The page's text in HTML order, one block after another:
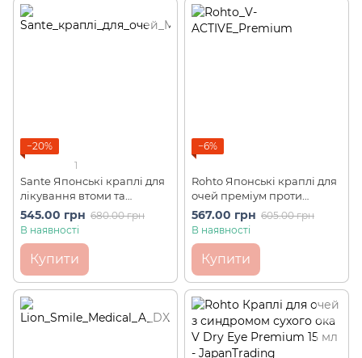
−20%
1
Sante Японські краплі для
лікування втоми та
почервоніння очей
Medical Plus 12 SANTEN ІС3
545.00 грн 680.00 грн
В наявності
Купити
−6%
Rohto Японські краплі для
очей преміум проти
вікових змін V-ACTIVE
Premium ІС2 (13 мл)
567.00 грн 605.00 грн
В наявності
Купити